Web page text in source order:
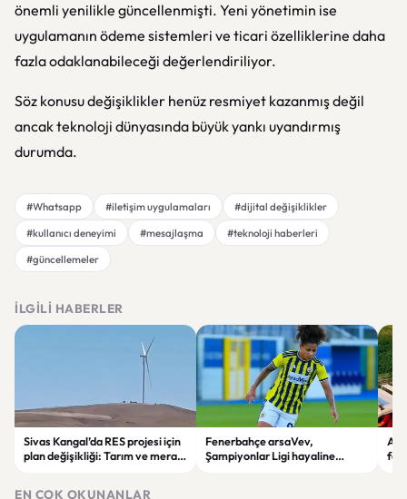
önemli yenilikle güncellenmişti. Yeni yönetimin ise
uygulamanın ödeme sistemleri ve ticari özelliklerine daha
fazla odaklanabileceği değerlendiriliyor.
Söz konusu değişiklikler henüz resmiyet kazanmış değil
ancak teknoloji dünyasında büyük yankı uyandırmış
durumda.
#Whatsapp #iletişim uygulamaları
#dijital değişiklikler
#kullanıcı deneyimi
#mesajlaşma
#teknoloji haberleri
#güncellemeler
İLGILI HABERLER
Sivas Kangal’da RES projesi için
plan değişikliği: Tarım ve mera
Fenerbahçe arsaVev,
Şampiyonlar Ligi hayaline
EN ÇOK OKUNANLAR